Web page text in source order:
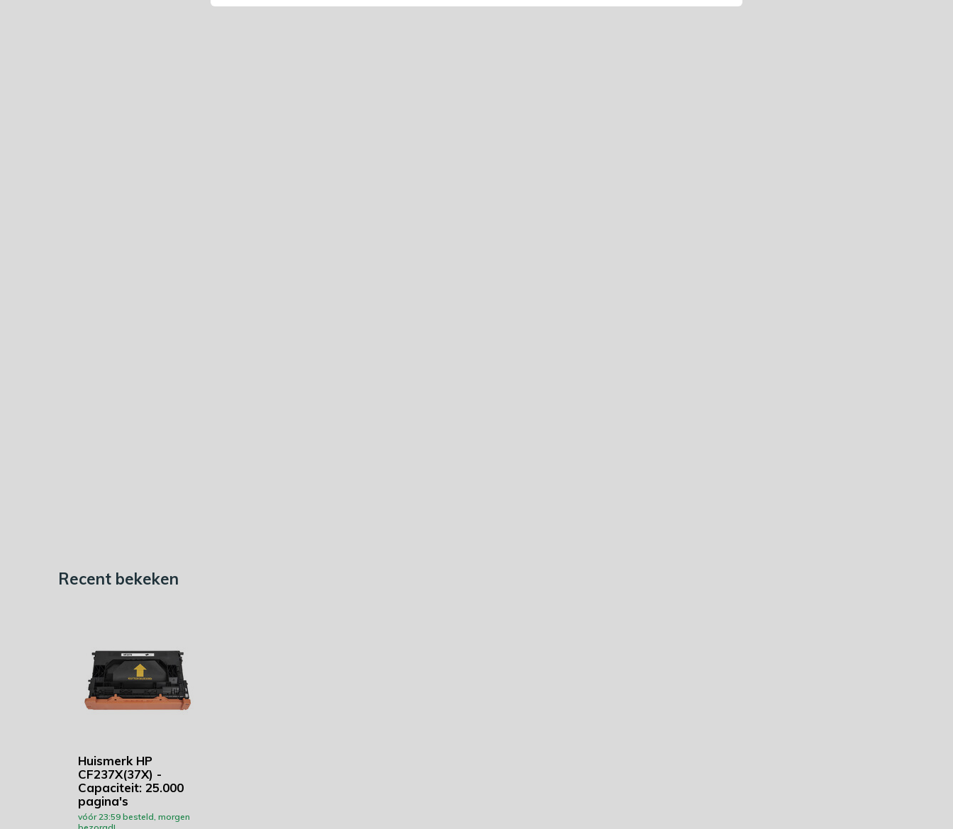
Recent bekeken
Huismerk HP
CF237X(37X) -
Capaciteit: 25.000
pagina's
vóór 23:59 besteld, morgen